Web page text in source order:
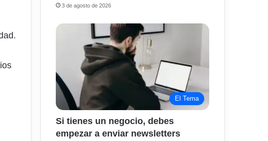
3 de agosto de 2026
El Tema
Si tienes un negocio, debes
empezar a enviar newsletters